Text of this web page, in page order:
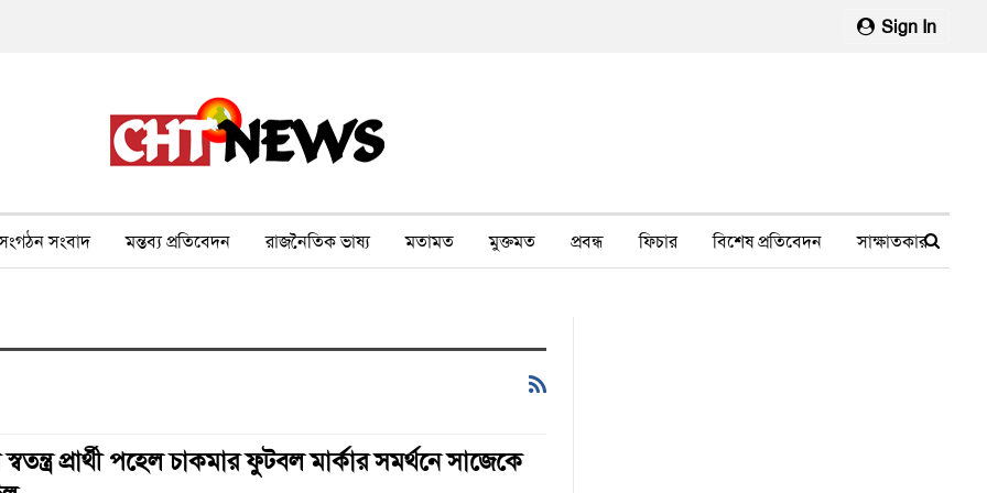
Sign In
সংবাদ মন্তব্য প্রতিবেদন রাজনৈতিক ভাষ্য মতামত মুক্তমত প্রবন্ধ ফিচার বিশেষ প্রতিবেদন সাক্ষাতকার
স্বতন্ত্র প্রার্থী পহেল চাকমার ফুটবল মার্কার সমর্থনে সাজেকে